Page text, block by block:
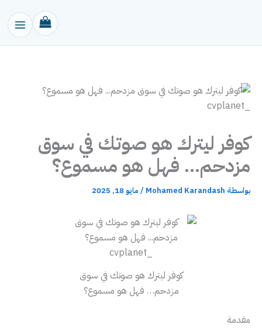
كوفر ليترك هو صوتك في سوق
مزدحم… فهل هو مسموع؟
بواسطة Mohamed Karandash
/ مايو 18, 2025
كوفر ليترك هو صوتك في سوق
مزدحم… فهل هو مسموع؟
مقدمة